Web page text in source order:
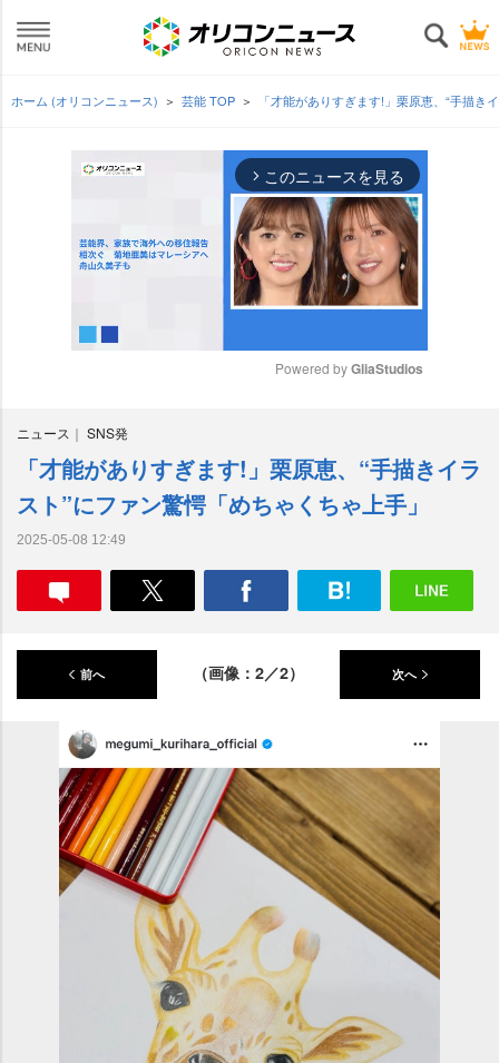
ホーム (オリコンニュース) 芸能 TOP 「才能がありすぎます!」栗原恵、“手描
arrow_forward_ios このニュースを見る
Powered by GliaStudios
ニュース SNS発
「才能がありすぎます!」栗原恵、“手描きイラ
スト”にファン驚愕「めちゃくちゃ上手」
2025-05-08 12:49
前へ （画像：2／2） 次へ